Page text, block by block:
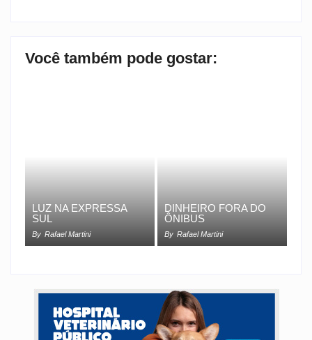
Você também pode gostar:
LUZ NA EXPRESSA
SUL
By Rafael Martini
DINHEIRO FORA DO
ÔNIBUS
By Rafael Martini